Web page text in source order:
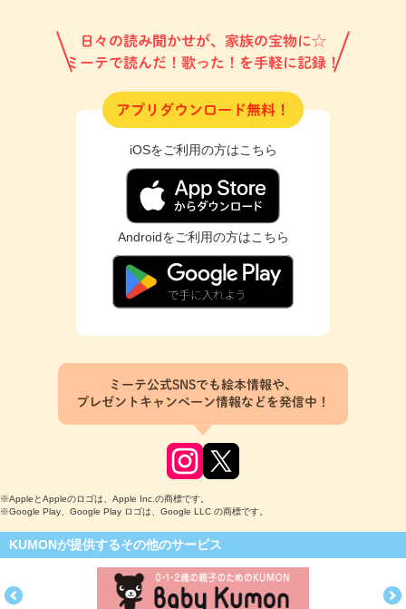
日々の読み聞かせが、家族の宝物に☆
ミーテで読んだ！歌った！を手軽に記録！
アプリダウンロード無料！
iOSをご利用の方はこちら
Androidをご利用の方はこちら
ミーテ公式SNSでも絵本情報や、
プレゼントキャンペーン情報などを発信中！
※AppleとAppleのロゴは、Apple Inc.の商標です。
※Google Play、Google Play ロゴは、Google LLC の商標です。
KUMONが提供するその他のサービス